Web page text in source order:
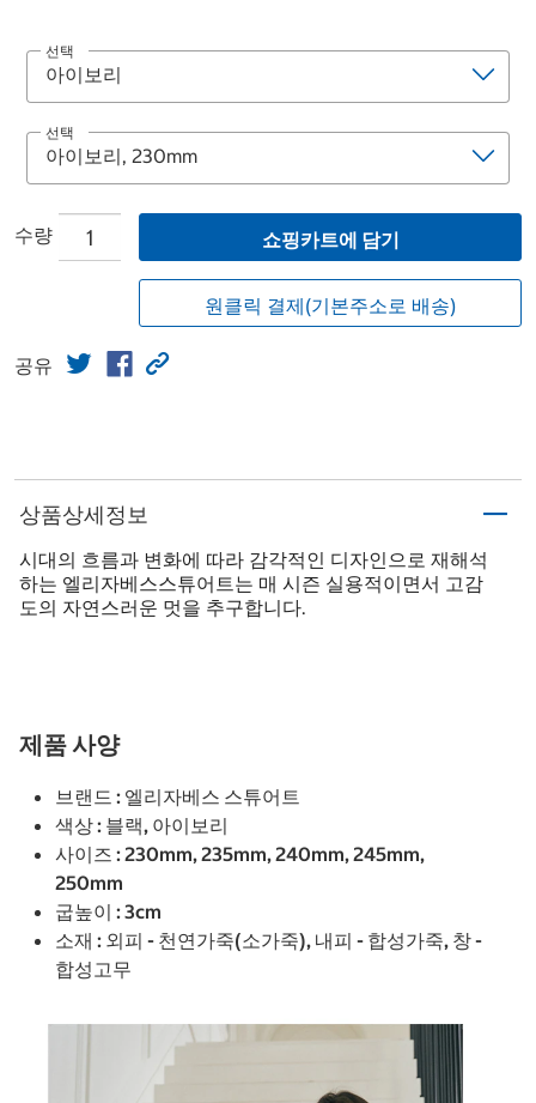
선택
선택
수량 쇼핑카트에 담기
원클릭 결제(기본주소로 배송)
공유
상품상세정보
시대의 흐름과 변화에 따라 감각적인 디자인으로 재해석
하는 엘리자베스스튜어트는 매 시즌 실용적이면서 고감
도의 자연스러운 멋을 추구합니다.
제품 사양
브랜드 : 엘리자베스 스튜어트
색상 : 블랙, 아이보리
사이즈 : 230mm, 235mm, 240mm, 245mm,
250mm
굽높이 : 3cm
소재 : 외피 - 천연가죽(소가죽), 내피 - 합성가죽, 창 -
합성고무